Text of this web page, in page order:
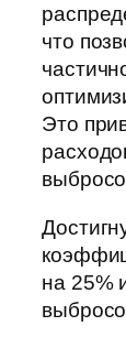
что
Это
на 25%